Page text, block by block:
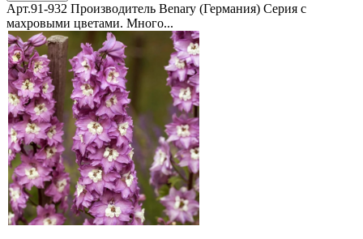
Арт.91-932 Производитель Benary (Германия) Серия с
махровыми цветами. Много...